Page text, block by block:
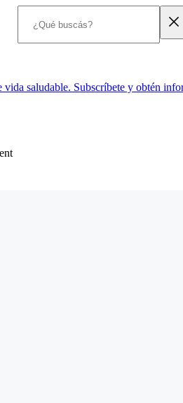
vida saludable. Subscríbete y obtén